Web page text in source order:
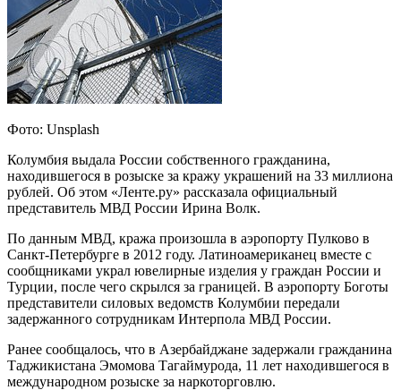
Фото: Unsplash
Колумбия выдала России собственного гражданина,
находившегося в розыске за кражу украшений на 33 миллиона
рублей. Об этом «Ленте.ру» рассказала официальный
представитель МВД России Ирина Волк.
По данным МВД, кража произошла в аэропорту Пулково в
Санкт-Петербурге в 2012 году. Латиноамериканец вместе с
сообщниками украл ювелирные изделия у граждан России и
Турции, после чего скрылся за границей. В аэропорту Боготы
представители силовых ведомств Колумбии передали
задержанного сотрудникам Интерпола МВД России.
Ранее сообщалось, что в Азербайджане задержали гражданина
Таджикистана Эмомова Тагаймурода, 11 лет находившегося в
международном розыске за наркоторговлю.